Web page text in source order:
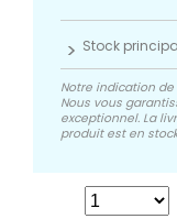
Stock
Notre indication
Nous vous
exceptionnel. La
produit est en